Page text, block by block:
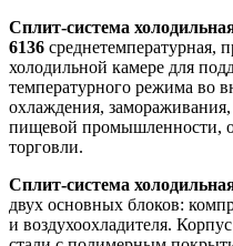
Сплит-система
6136 среднетемпературная,
холодильной камере для
температурного режима во
охлаждения,
пищевой промышленности,
торговли.
Сплит-система
двух основных блоков:
и воздухоохладителя.